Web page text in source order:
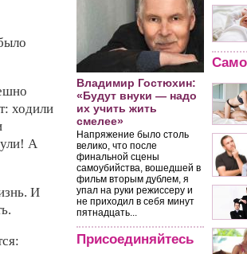
Владимир Гостюхин:
«Будут внуки — надо
их учить жить
смелее»
Напряжение было столь
велико, что после
финальной сцены
самоубийства, вошедшей в
фильм вторым дублем, я
упал на руки режиссеру и
не приходил в себя минут
пятнадцать...
Присоединяйтесь
ходили
А
И